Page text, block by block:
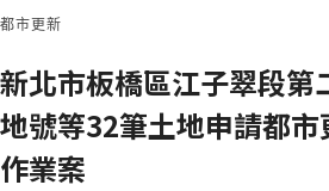
都市更新
新北市板橋區江子翠段第
地號等32筆土地申請都
作業案